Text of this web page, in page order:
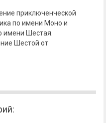
приключенческой
по имени Моно и
имени Шестая.
Шестой от